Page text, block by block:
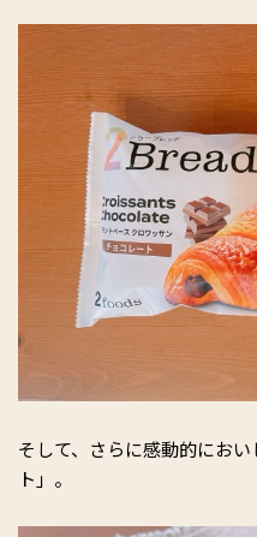
そして、さらに感動的にお
ト」。